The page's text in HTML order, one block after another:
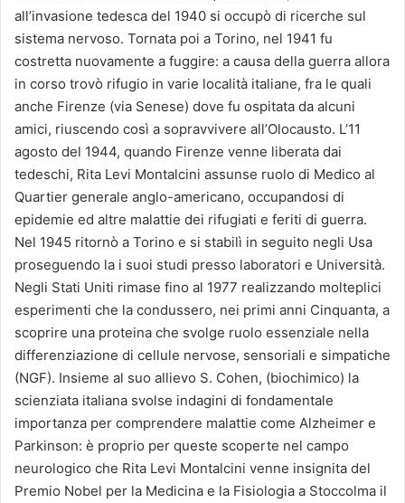
all’invasione tedesca del 1940 si occupò di ricerche sul
sistema nervoso. Tornata poi a Torino, nel 1941 fu
costretta nuovamente a fuggire: a causa della guerra allora
in corso trovò rifugio in varie località italiane, fra le quali
anche Firenze (via Senese) dove fu ospitata da alcuni
amici, riuscendo così a sopravvivere all’Olocausto. L’11
agosto del 1944, quando Firenze venne liberata dai
tedeschi, Rita Levi Montalcini assunse ruolo di Medico al
Quartier generale anglo-americano, occupandosi di
epidemie ed altre malattie dei rifugiati e feriti di guerra.
Nel 1945 ritornò a Torino e si stabilì in seguito negli Usa
proseguendo la i suoi studi presso laboratori e Università.
Negli Stati Uniti rimase fino al 1977 realizzando molteplici
esperimenti che la condussero, nei primi anni Cinquanta, a
scoprire una proteina che svolge ruolo essenziale nella
differenziazione di cellule nervose, sensoriali e simpatiche
(NGF). Insieme al suo allievo S. Cohen, (biochimico) la
scienziata italiana svolse indagini di fondamentale
importanza per comprendere malattie come Alzheimer e
Parkinson: è proprio per queste scoperte nel campo
neurologico che Rita Levi Montalcini venne insignita del
Premio Nobel per la Medicina e la Fisiologia a Stoccolma il